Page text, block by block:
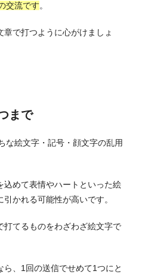
交流です。
で打つように心がけましょ
まで
な絵文字・記号・顔文字の乱用
込めて表情やハートといった絵
かれる可能性が高いです。
打てるものをわざわざ絵文字で
、1回の送信でせめて1つにと